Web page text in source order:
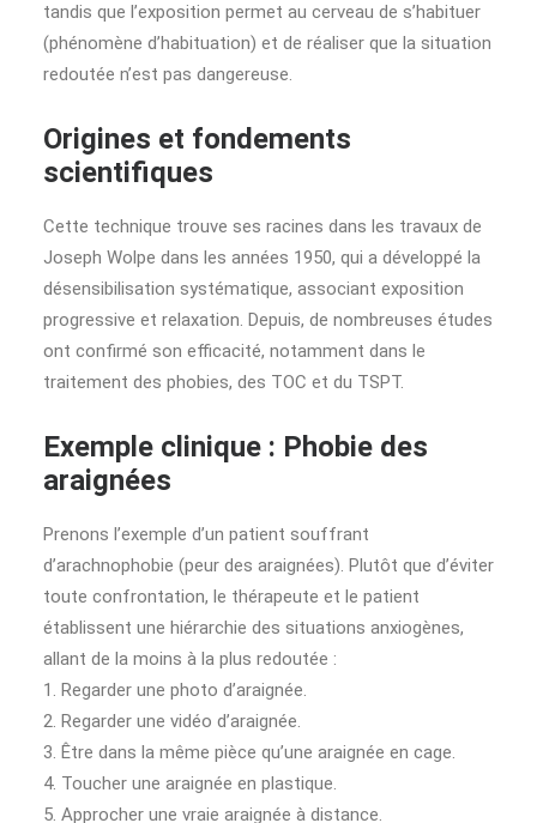
tandis que l’exposition permet au cerveau de s’habituer
(phénomène d’habituation) et de réaliser que la situation
redoutée n’est pas dangereuse.
Origines et fondements
scientifiques
Cette technique trouve ses racines dans les travaux de
Joseph Wolpe dans les années 1950, qui a développé la
désensibilisation systématique, associant exposition
progressive et relaxation. Depuis, de nombreuses études
ont confirmé son efficacité, notamment dans le
traitement des phobies, des TOC et du TSPT.
Exemple clinique : Phobie des
araignées
Prenons l’exemple d’un patient souffrant
d’arachnophobie (peur des araignées). Plutôt que d’éviter
toute confrontation, le thérapeute et le patient
établissent une hiérarchie des situations anxiogènes,
allant de la moins à la plus redoutée :
1. Regarder une photo d’araignée.
2. Regarder une vidéo d’araignée.
3. Être dans la même pièce qu’une araignée en cage.
4. Toucher une araignée en plastique.
5. Approcher une vraie araignée à distance.